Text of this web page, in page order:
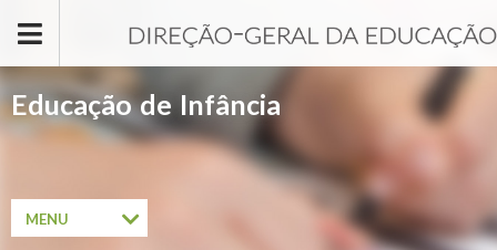
Educação de Infância
MENU